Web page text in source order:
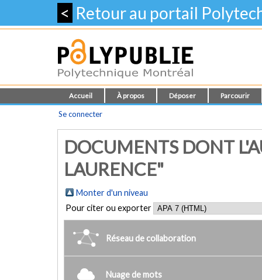
< Retour au portail
Accueil À propos Déposer Parcourir
Se connecter
DOCUMENTS DONT
LAURENCE"
Monter d'un niveau
Pour citer ou exporter
Réseau de collaboration
Nuage de mots